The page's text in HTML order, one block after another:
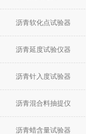
沥青软化点试验器
沥青延度试验仪器
沥青针入度试验器
沥青混合料抽提仪
沥青蜡含量试验器